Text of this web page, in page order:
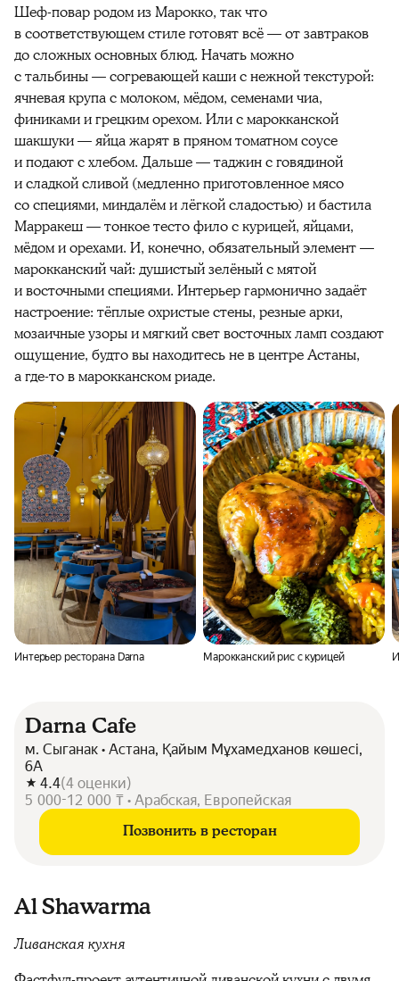
Шеф-повар родом из Марокко, так что
в соответствующем стиле готовят всё — от завтраков
до сложных основных блюд. Начать можно
с тальбины — согревающей каши с нежной текстурой:
ячневая крупа с молоком, мёдом, семенами чиа,
финиками и грецким орехом. Или с марокканской
шакшуки — яйца жарят в пряном томатном соусе
и подают с хлебом. Дальше — таджин с говядиной
и сладкой сливой (медленно приготовленное мясо
со специями, миндалём и лёгкой сладостью) и бастила
Марракеш — тонкое тесто фило с курицей, яйцами,
мёдом и орехами. И, конечно, обязательный элемент —
марокканский чай: душистый зелёный с мятой
и восточными специями. Интерьер гармонично задаёт
настроение: тёплые охристые стены, резные арки,
мозаичные узоры и мягкий свет восточных ламп создают
ощущение, будто вы находитесь не в центре Астаны,
а где-то в марокканском риаде.
Интерьер ресторана Darna Марокканский рис с курицей
Darna Cafe
м. Сыганак • Астана, Қайым Мұхамедханов көшесі,
6А
4.4(4 оценки)
5 000-12 000 ₸ • Арабская, Европейская
Позвонить в ресторан
Al Shawarma
Ливанская кухня